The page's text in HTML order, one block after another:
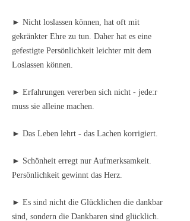
► Nicht loslassen können, hat oft mit
gekränkter Ehre zu tun. Daher hat es eine
gefestigte Persönlichkeit leichter mit dem
Loslassen können.
► Erfahrungen vererben sich nicht - jede:r
muss sie alleine machen.
► Das Leben lehrt - das Lachen korrigiert.
► Schönheit erregt nur Aufmerksamkeit.
Persönlichkeit gewinnt das Herz.
► Es sind nicht die Glücklichen die dankbar
sind, sondern die Dankbaren sind glücklich.